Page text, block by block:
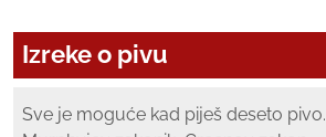
Izreke o pivu
Sve je moguće kad piješ deseto pivo.